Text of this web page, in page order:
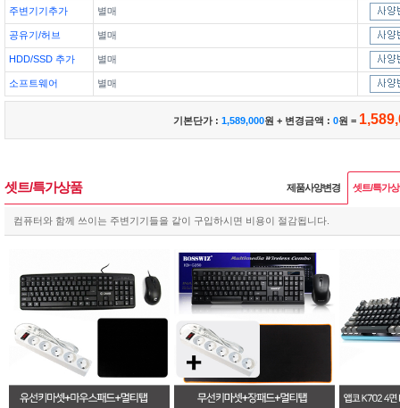
주변기기추가 별매
공유기/허브 별매
HDD/SSD 추가 별매
소프트웨어 별매
기본단가 : 1,589,000원 + 변경금액 : 0원 =
셋트/특가상품 제품사양변경 셋트/특가
컴퓨터와 함께 쓰이는 주변기기들을 같이 구입하시면 비용이 절감됩니다.